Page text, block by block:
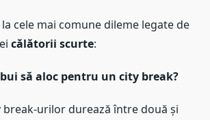
cele mai comune dileme legate de
călătorii scurte:
să aloc pentru un city break?
urilor durează între două și